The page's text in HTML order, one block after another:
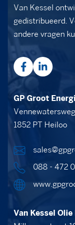
Van Kessel
gedistribueerd.
andere vragen
GP Groot
1852 PT Heiloo
088 - 472
Van Kessel Olie